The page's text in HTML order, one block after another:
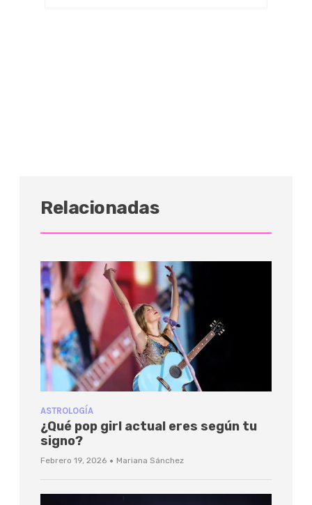
Relacionadas
ASTROLOGÍA
¿Qué pop girl actual eres según tu
signo?
Febrero 19, 2026 · Mariana Sánchez